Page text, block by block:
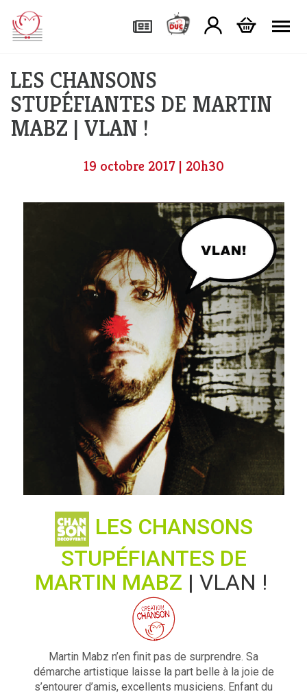
LES CHANSONS
STUPÉFIANTES DE MARTIN
MABZ | VLAN !
19 octobre 2017 | 20h30
LES CHANSONS
STUPÉFIANTES DE
MARTIN MABZ | VLAN !
Martin Mabz n’en finit pas de surprendre. Sa
démarche artistique laisse la part belle à la joie de
s’entourer d’amis, excellents musiciens. Enfant du